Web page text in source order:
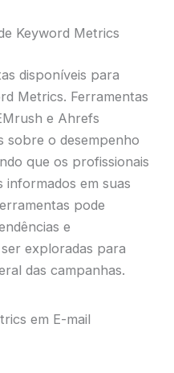
Keyword Metrics
disponíveis para
Metrics. Ferramentas
e Ahrefs
sobre o desempenho
que os profissionais
informados em suas
pode
e
exploradas para
das campanhas.
em E-mail